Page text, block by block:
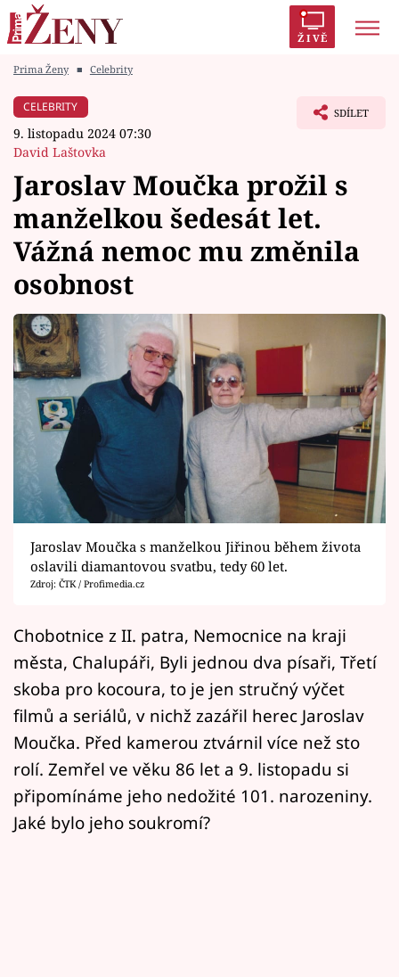
ŽIVĚ
Módní alarm
Témata
Celebrity
Vztahy
Seriály
Horoskopy
Sledujte prima+
Filmový festival Karlovy Vary
Mámy sobě
Přihlášení
Sledujte nás
Prima Ženy ■ Celebrity
CELEBRITY
9. listopadu 2024 07:30
David Laštovka
SDÍLET
Jaroslav Moučka prožil s
manželkou šedesát let.
Vážná nemoc mu změnila
osobnost
Jaroslav Moučka s manželkou Jiřinou během života
oslavili diamantovou svatbu, tedy 60 let.
Zdroj: ČTK / Profimedia.cz
Chobotnice z II. patra, Nemocnice na kraji
města, Chalupáři, Byli jednou dva písaři, Třetí
skoba pro kocoura, to je jen stručný výčet
filmů a seriálů, v nichž zazářil herec Jaroslav
Moučka. Před kamerou ztvárnil více než sto
rolí. Zemřel ve věku 86 let a 9. listopadu si
připomínáme jeho nedožité 101. narozeniny.
Jaké bylo jeho soukromí?